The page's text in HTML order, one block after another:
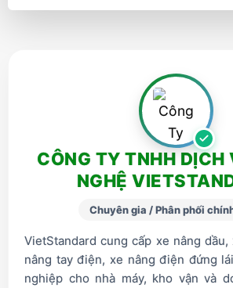
CÔNG TY TNHH DỊCH
NGHỆ
Chuyên gia / Phân phối
VietStandard cung cấp xe nâng
nâng tay điện, xe nâng điện đứng
nghiệp cho nhà máy, kho vận và